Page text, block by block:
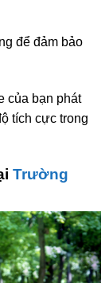
để đảm bảo
của bạn phát
tích cực trong
Trường